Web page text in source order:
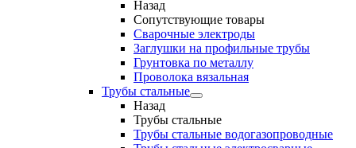
Назад
Сопутствующие товары
Сварочные электроды
Заглушки на профильные трубы
Грунтовка по металлу
Проволока вязальная
Трубы стальные
Назад
Трубы стальные
Трубы стальные водогазопроводные